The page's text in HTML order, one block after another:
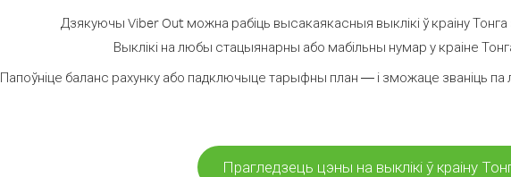
Дзякуючы Viber Out можна рабіць высакаякасныя выклікі ў краіну
Выклікі на любы стацыянарны або мабільны нумар у краіне Тонга
Папоўніце баланс рахунку або падключыце тарыфны план — і зможаце званіць па
Прагледзець цэны на выклікі ў краіну